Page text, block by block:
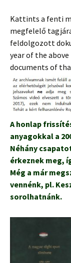
Kattints a fenti
megfelelő
feldolgozott
year of the above
documents of
A honlap
anyagokkal a
Néhány
érkeznek meg,
Még a már
vennénk, pl.
sorolhatnánk.